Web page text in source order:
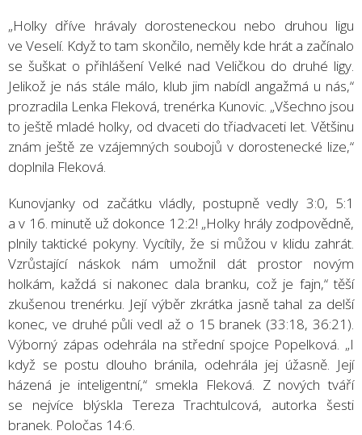
„Holky dříve hrávaly dorosteneckou nebo druhou ligu
ve Veselí. Když to tam skončilo, neměly kde hrát a začínalo
se šuškat o přihlášení Velké nad Veličkou do druhé ligy.
Jelikož je nás stále málo, klub jim nabídl angažmá u nás,“
prozradila Lenka Fleková, trenérka Kunovic. „Všechno jsou
to ještě mladé holky, od dvaceti do třiadvaceti let. Většinu
znám ještě ze vzájemných soubojů v dorostenecké lize,“
doplnila Fleková.
Kunovjanky od začátku vládly, postupně vedly 3:0, 5:1
a v 16. minutě už dokonce 12:2! „Holky hrály zodpovědně,
plnily taktické pokyny. Vycítily, že si můžou v klidu zahrát.
Vzrůstající náskok nám umožnil dát prostor novým
holkám, každá si nakonec dala branku, což je fajn,“ těší
zkušenou trenérku. Její výběr zkrátka jasně tahal za delší
konec, ve druhé půli vedl až o 15 branek (33:18, 36:21).
Výborný zápas odehrála na střední spojce Popelková. „I
když se postu dlouho bránila, odehrála jej úžasně. Její
házená je inteligentní,“ smekla Fleková. Z nových tváří
se nejvíce blýskla Tereza Trachtulcová, autorka šesti
branek. Poločas 14:6.